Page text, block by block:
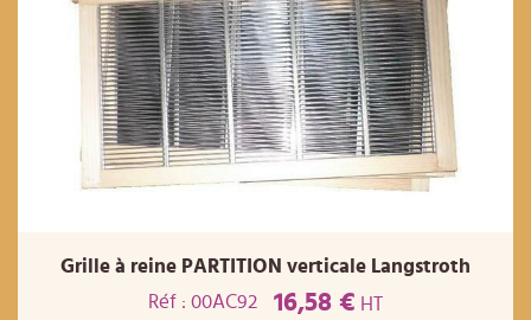
Grille à reine PARTITION verticale Langstroth
Réf : 00AC92
16,58 € HT